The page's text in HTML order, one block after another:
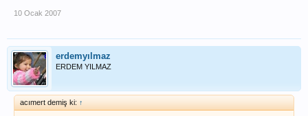
10 Ocak 2007
erdemyılmaz
ERDEM YILMAZ
acımert demiş ki: ↑